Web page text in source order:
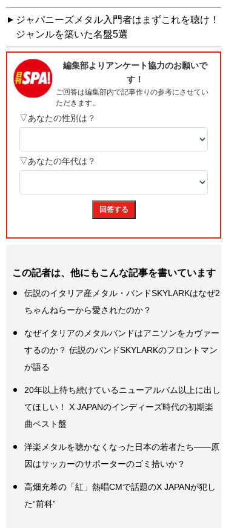
ジャパニーズメタル入門者はまずこれを聴け！
ジャンルを築いた名盤5選
この記者は、他にもこんな記事を書いています
伝説のイタリア産メタル・バンドSKYLARKはなぜ2
ちゃんねらーから愛されたのか？
なぜイタリアのメタルバンドはアニソンをカヴァー
するのか？ 伝説のバンドSKYLARKのフロントマン
が語る
20年以上待ち続けているニューアルバム以上に出し
てほしい！ X JAPANのインディーズ時代の初期楽
曲ベスト盤
洋楽メタルを聴かなくなった日本の若者たち――原
因はサッカーのサポーターのゴミ拾いか？
高畑充希の「紅」熱唱CMで話題のX JAPANが犯し
た“前科”